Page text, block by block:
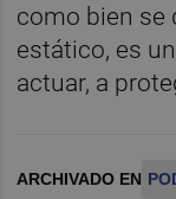
como bien se
estático, es
actuar, a
ARCHIVADO EN